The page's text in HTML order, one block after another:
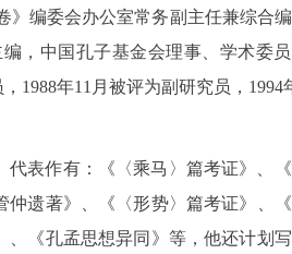
》编委会办公室常务副主任兼综合
，中国孔子基金会理事、学术委
1988年11 月被评为副研究员， 1994
表作有：《〈乘马〉篇考证》、
仲遗著》、《〈形势〉篇考证》、《
《孔孟思想异同》等，他还计划